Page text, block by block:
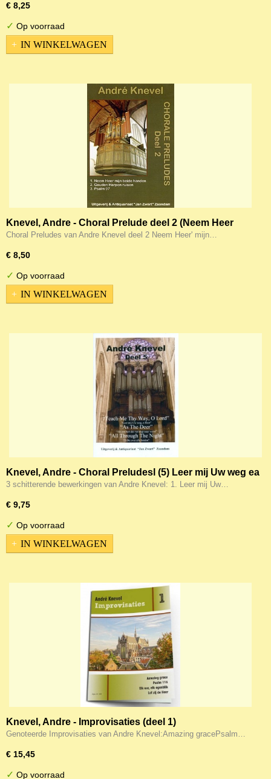
€ 8,25
✓ Op voorraad
IN WINKELWAGEN
Knevel, Andre - Choral Prelude deel 2 (Neem Heer
mijn beide handen / Gouden harpen /Psalm 97)
Choral Preludes van Andre Knevel deel 2 Neem Heer' mijn…
€ 8,50
✓ Op voorraad
IN WINKELWAGEN
Knevel, Andre - Choral Preludesl (5) Leer mij Uw weg ea
3 schitterende bewerkingen van Andre Knevel: 1. Leer mij Uw…
€ 9,75
✓ Op voorraad
IN WINKELWAGEN
Knevel, Andre - Improvisaties (deel 1)
Genoteerde Improvisaties van Andre Knevel:Amazing gracePsalm…
€ 15,45
✓ Op voorraad